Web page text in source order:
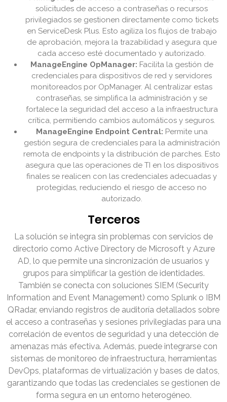
solicitudes de acceso a contraseñas o recursos
privilegiados se gestionen directamente como tickets
en ServiceDesk Plus. Esto agiliza los flujos de trabajo
de aprobación, mejora la trazabilidad y asegura que
cada acceso esté documentado y autorizado.
ManageEngine OpManager: Facilita la gestión de
credenciales para dispositivos de red y servidores
monitoreados por OpManager. Al centralizar estas
contraseñas, se simplifica la administración y se
fortalece la seguridad del acceso a la infraestructura
crítica, permitiendo cambios automáticos y seguros.
ManageEngine Endpoint Central: Permite una
gestión segura de credenciales para la administración
remota de endpoints y la distribución de parches. Esto
asegura que las operaciones de TI en los dispositivos
finales se realicen con las credenciales adecuadas y
protegidas, reduciendo el riesgo de acceso no
autorizado.
Terceros
La solución se integra sin problemas con servicios de
directorio como Active Directory de Microsoft y Azure
AD, lo que permite una sincronización de usuarios y
grupos para simplificar la gestión de identidades.
También se conecta con soluciones SIEM (Security
Information and Event Management) como Splunk o IBM
QRadar, enviando registros de auditoría detallados sobre
el acceso a contraseñas y sesiones privilegiadas para una
correlación de eventos de seguridad y una detección de
amenazas más efectiva. Además, puede integrarse con
sistemas de monitoreo de infraestructura, herramientas
DevOps, plataformas de virtualización y bases de datos,
garantizando que todas las credenciales se gestionen de
forma segura en un entorno heterogéneo.